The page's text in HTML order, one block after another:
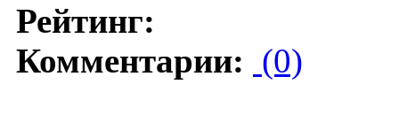
Рейтинг:
Комментарии: (0)